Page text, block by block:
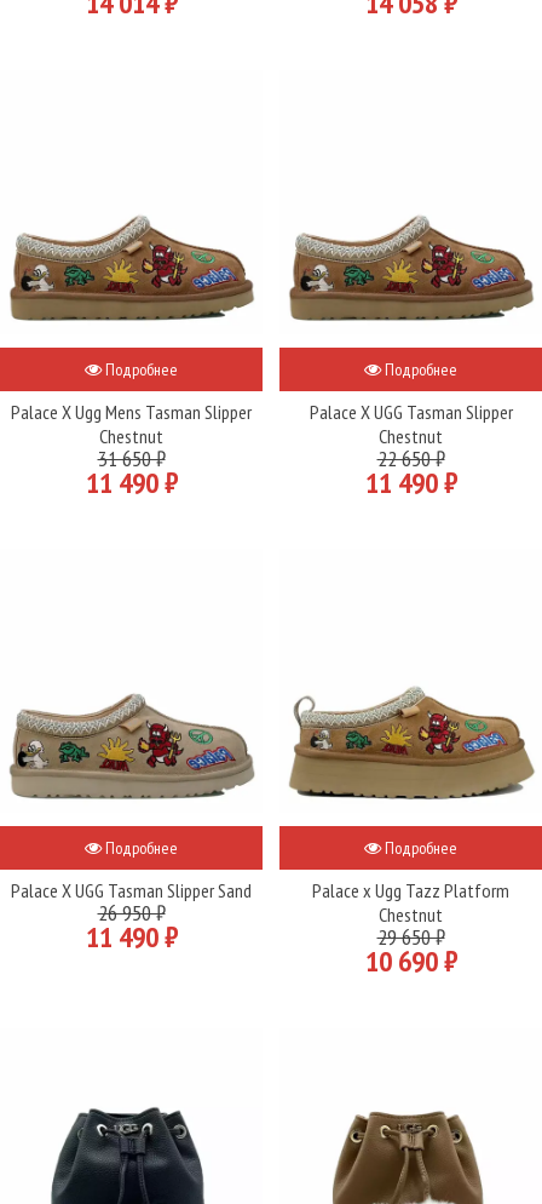
Подробнее
Palace X Ugg Mens Tasman Slipper
Chestnut
31 650 ₽
11 490 ₽
Подробнее
Palace X UGG Tasman Slipper
Chestnut
22 650 ₽
11 490 ₽
Подробнее
Palace X UGG Tasman Slipper Sand
26 950 ₽
11 490 ₽
Подробнее
Palace x Ugg Tazz Platform
Chestnut
29 650 ₽
10 690 ₽